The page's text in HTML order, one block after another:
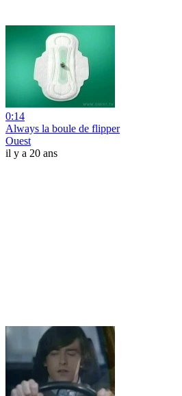
0:14
Always la boule de flipper
Ouest
il y a 20 ans